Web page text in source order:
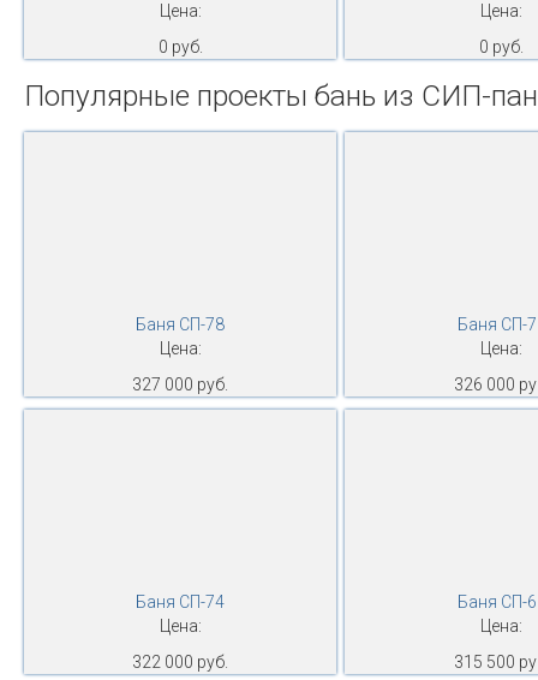
Цена:
0 руб.
Цена:
0 руб.
Популярные проекты бань из СИП-
Баня СП-78
Цена:
327 000 руб.
Баня СП-
Цена:
326 000
Баня СП-74
Цена:
322 000 руб.
Баня СП-
Цена:
315 500